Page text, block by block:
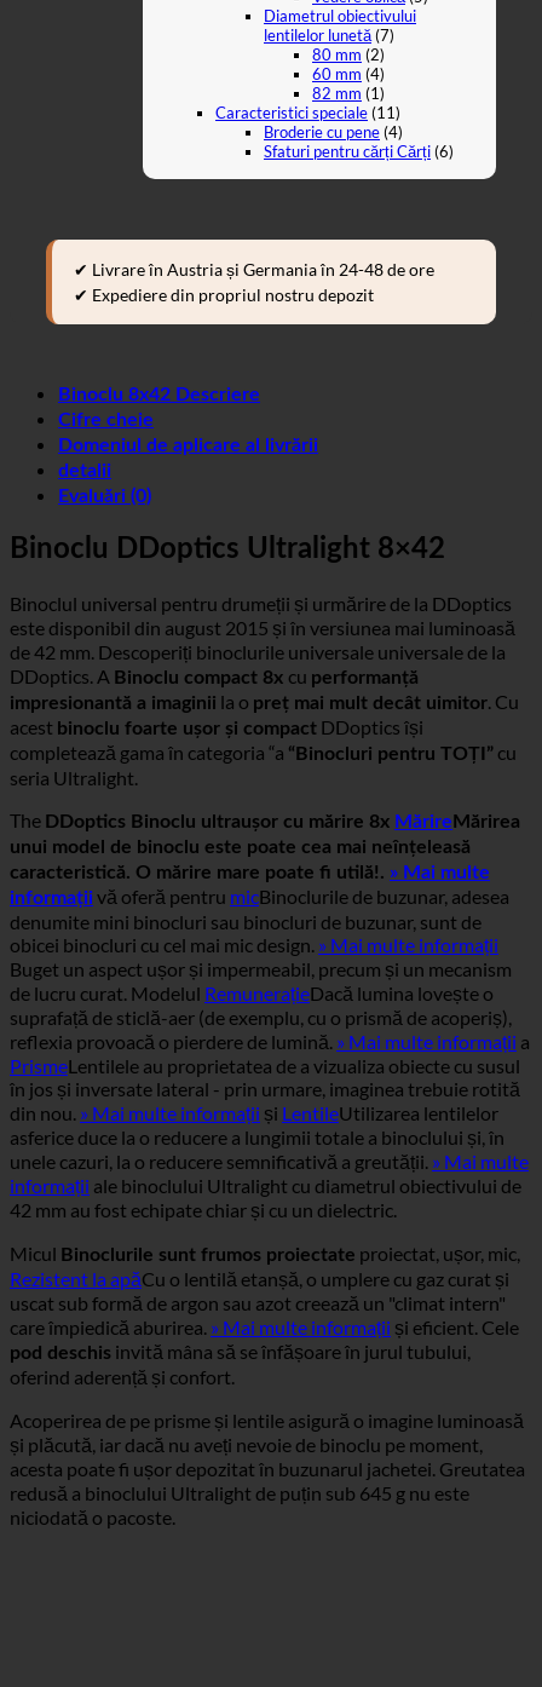
Diametrul obiectivului
lentilelor lunetă(7)
80 mm (2)
60 mm (4)
82 mm (1)
Caracteristici speciale(11)
Broderie cu pene(4)
Sfaturi pentru cărți Cărți(6)
✔ Livrare în Austria și Germania în 24-48 de ore
✔ Expediere din propriul nostru depozit
Binoclu 8x42 Descriere
Cifre cheie
Domeniul de aplicare al livrării
detalii
Evaluări (0)
Binoclu DDoptics Ultralight 8×42
Binoclul universal pentru drumeții și urmărire de la DDoptics
este disponibil din august 2015 și în versiunea mai luminoasă
de 42 mm. Descoperiți binoclurile universale universale de la
DDoptics. A Binoclu compact 8x cu performanță
impresionantă a imaginii la o preț mai mult decât uimitor. Cu
acest binoclu foarte ușor și compact DDoptics își
completează gama în categoria “a “Binocluri pentru TOȚI” cu
seria Ultralight.
The DDoptics Binoclu ultraușor cu mărire 8x Mărire Mărirea
unui model de binoclu este poate cea mai neînțeleasă
caracteristică. O mărire mare poate fi utilă!. » Mai multe
informațiivă oferă pentru micBinoclurile de buzunar, adesea
denumite mini binocluri sau binocluri de buzunar, sunt de
obicei binocluri cu cel mai mic design. » Mai multe informații
Buget un aspect ușor și impermeabil, precum și un mecanism
de lucru curat. Modelul RemunerațieDacă lumina lovește o
suprafață de sticlă-aer (de exemplu, cu o prismă de acoperiș),
reflexia provoacă o pierdere de lumină. » Mai multe informații a
PrismeLentilele au proprietatea de a vizualiza obiecte cu susul
în jos și inversate lateral - prin urmare, imaginea trebuie rotită
din nou. » Mai multe informații și LentileUtilizarea lentilelor
asferice duce la o reducere a lungimii totale a binoclului și, în
unele cazuri, la o reducere semnificativă a greutății. » Mai multe
informații ale binoclului Ultralight cu diametrul obiectivului de
42 mm au fost echipate chiar și cu un dielectric.
Micul Binoclurile sunt frumos proiectate proiectat, ușor, mic,
Rezistent la apăCu o lentilă etanșă, o umplere cu gaz curat și
uscat sub formă de argon sau azot creează un "climat intern"
care împiedică aburirea. » Mai multe informații și eficient. Cele
pod deschis invită mâna să se înfășoare în jurul tubului,
oferind aderență și confort.
Acoperirea de pe prisme și lentile asigură o imagine luminoasă
și plăcută, iar dacă nu aveți nevoie de binoclu pe moment,
acesta poate fi ușor depozitat în buzunarul jachetei. Greutatea
redusă a binoclului Ultralight de puțin sub 645 g nu este
niciodată o pacoste.